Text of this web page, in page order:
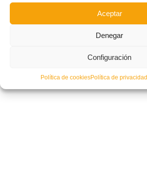
Aceptar
Denegar
Configuración
Política de cookiesPolítica de privacidad